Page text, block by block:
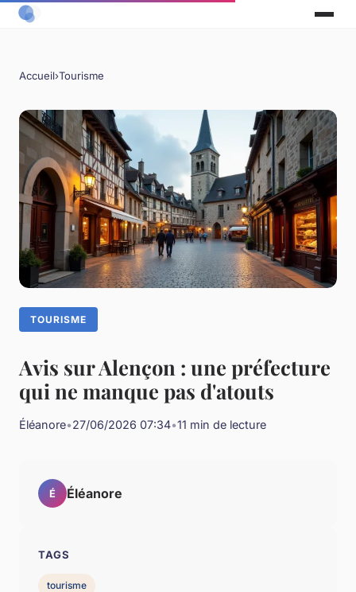
Accueil›Tourisme
TOURISME
Avis sur Alençon : une préfecture
qui ne manque pas d'atouts
Éléanore•27/06/2026 07:34•11 min de lecture
É Éléanore
TAGS
tourisme